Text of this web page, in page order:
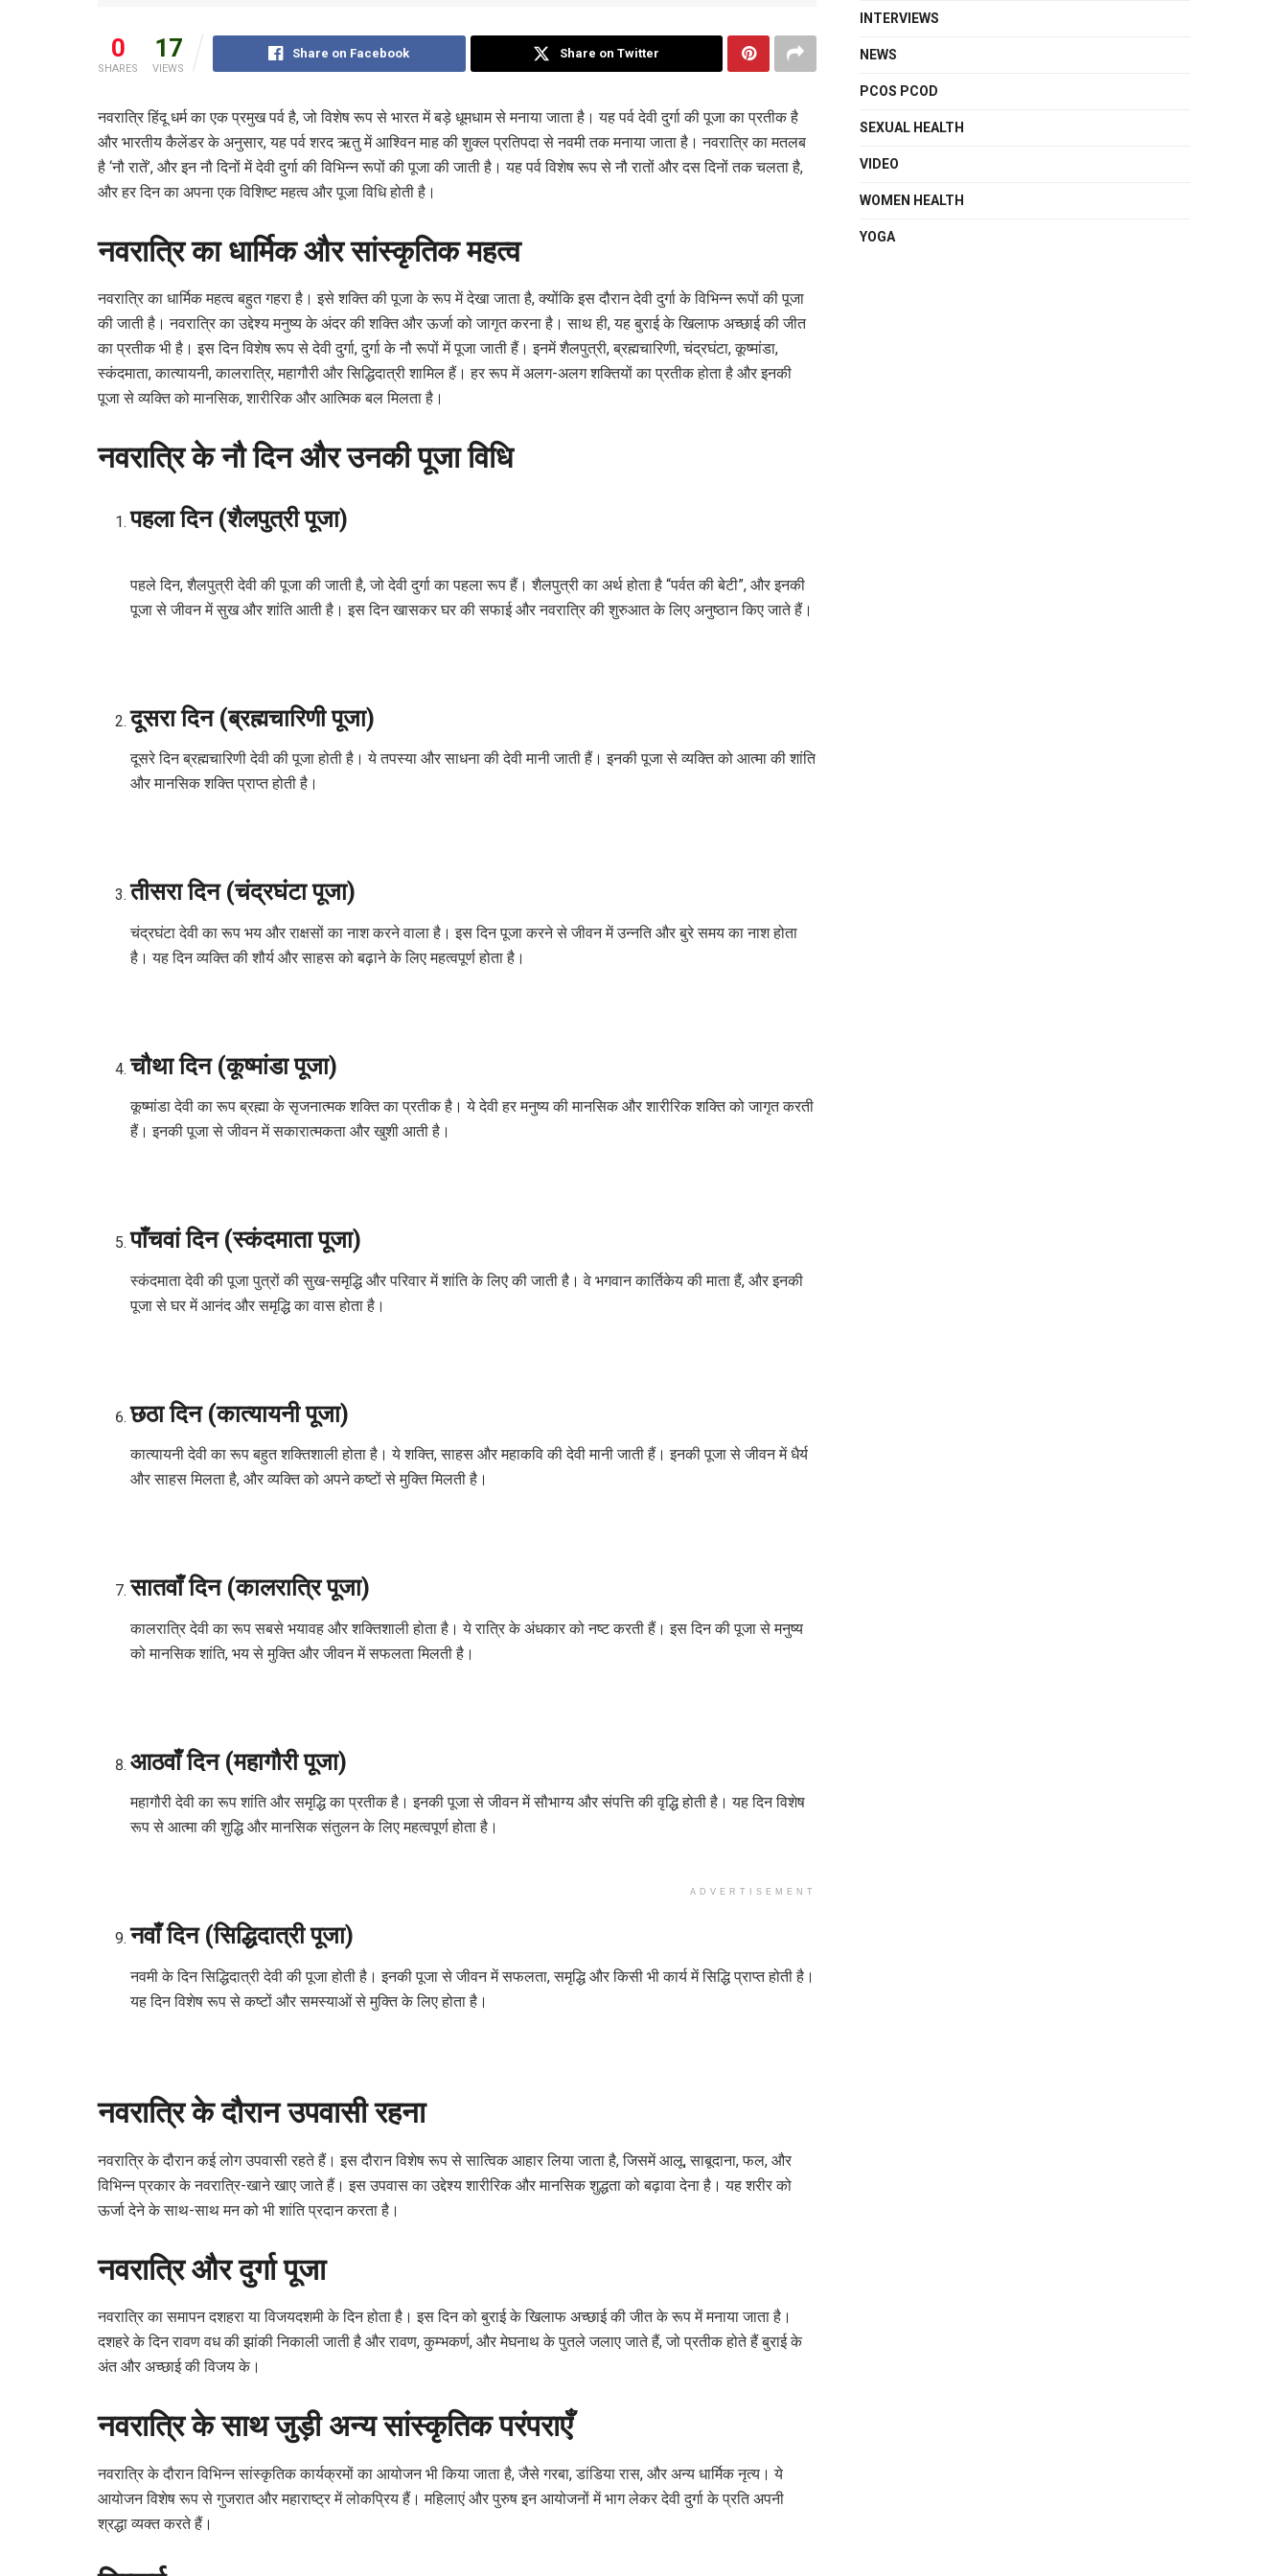
0
SHARES
17
VIEWS
Share on Facebook Share on Twitter
नवरात्रि हिंदू धर्म का एक प्रमुख पर्व है, जो विशेष रूप से भारत में बड़े धूमधाम से मनाया जाता है। यह पर्व देवी दुर्गा की पूजा का प्रतीक है
और भारतीय कैलेंडर के अनुसार, यह पर्व शरद ऋतु में आश्विन माह की शुक्ल प्रतिपदा से नवमी तक मनाया जाता है। नवरात्रि का मतलब
है ‘नौ रातें’, और इन नौ दिनों में देवी दुर्गा की विभिन्न रूपों की पूजा की जाती है। यह पर्व विशेष रूप से नौ रातों और दस दिनों तक चलता है,
और हर दिन का अपना एक विशिष्ट महत्व और पूजा विधि होती है।
नवरात्रि का धार्मिक और सांस्कृतिक महत्व
नवरात्रि का धार्मिक महत्व बहुत गहरा है। इसे शक्ति की पूजा के रूप में देखा जाता है, क्योंकि इस दौरान देवी दुर्गा के विभिन्न रूपों की पूजा
की जाती है। नवरात्रि का उद्देश्य मनुष्य के अंदर की शक्ति और ऊर्जा को जागृत करना है। साथ ही, यह बुराई के खिलाफ अच्छाई की जीत
का प्रतीक भी है। इस दिन विशेष रूप से देवी दुर्गा, दुर्गा के नौ रूपों में पूजा जाती हैं। इनमें शैलपुत्री, ब्रह्मचारिणी, चंद्रघंटा, कूष्मांडा,
स्कंदमाता, कात्यायनी, कालरात्रि, महागौरी और सिद्धिदात्री शामिल हैं। हर रूप में अलग-अलग शक्तियों का प्रतीक होता है और इनकी
पूजा से व्यक्ति को मानसिक, शारीरिक और आत्मिक बल मिलता है।
नवरात्रि के नौ दिन और उनकी पूजा विधि
पहला दिन (शैलपुत्री पूजा)
पहले दिन, शैलपुत्री देवी की पूजा की जाती है, जो देवी दुर्गा का पहला रूप हैं। शैलपुत्री का अर्थ होता है “पर्वत की बेटी”, और इनकी
पूजा से जीवन में सुख और शांति आती है। इस दिन खासकर घर की सफाई और नवरात्रि की शुरुआत के लिए अनुष्ठान किए जाते हैं।
दूसरा दिन (ब्रह्मचारिणी पूजा)
दूसरे दिन ब्रह्मचारिणी देवी की पूजा होती है। ये तपस्या और साधना की देवी मानी जाती हैं। इनकी पूजा से व्यक्ति को आत्मा की शांति
और मानसिक शक्ति प्राप्त होती है।
तीसरा दिन (चंद्रघंटा पूजा)
चंद्रघंटा देवी का रूप भय और राक्षसों का नाश करने वाला है। इस दिन पूजा करने से जीवन में उन्नति और बुरे समय का नाश होता
है। यह दिन व्यक्ति की शौर्य और साहस को बढ़ाने के लिए महत्वपूर्ण होता है।
चौथा दिन (कूष्मांडा पूजा)
कूष्मांडा देवी का रूप ब्रह्मा के सृजनात्मक शक्ति का प्रतीक है। ये देवी हर मनुष्य की मानसिक और शारीरिक शक्ति को जागृत करती
हैं। इनकी पूजा से जीवन में सकारात्मकता और खुशी आती है।
पाँचवां दिन (स्कंदमाता पूजा)
स्कंदमाता देवी की पूजा पुत्रों की सुख-समृद्धि और परिवार में शांति के लिए की जाती है। वे भगवान कार्तिकेय की माता हैं, और इनकी
पूजा से घर में आनंद और समृद्धि का वास होता है।
छठा दिन (कात्यायनी पूजा)
कात्यायनी देवी का रूप बहुत शक्तिशाली होता है। ये शक्ति, साहस और महाकवि की देवी मानी जाती हैं। इनकी पूजा से जीवन में धैर्य
और साहस मिलता है, और व्यक्ति को अपने कष्टों से मुक्ति मिलती है।
सातवाँ दिन (कालरात्रि पूजा)
कालरात्रि देवी का रूप सबसे भयावह और शक्तिशाली होता है। ये रात्रि के अंधकार को नष्ट करती हैं। इस दिन की पूजा से मनुष्य
को मानसिक शांति, भय से मुक्ति और जीवन में सफलता मिलती है।
आठवाँ दिन (महागौरी पूजा)
महागौरी देवी का रूप शांति और समृद्धि का प्रतीक है। इनकी पूजा से जीवन में सौभाग्य और संपत्ति की वृद्धि होती है। यह दिन विशेष
रूप से आत्मा की शुद्धि और मानसिक संतुलन के लिए महत्वपूर्ण होता है।
ADVERTISEMENT
नवाँ दिन (सिद्धिदात्री पूजा)
नवमी के दिन सिद्धिदात्री देवी की पूजा होती है। इनकी पूजा से जीवन में सफलता, समृद्धि और किसी भी कार्य में सिद्धि प्राप्त होती है।
यह दिन विशेष रूप से कष्टों और समस्याओं से मुक्ति के लिए होता है।
नवरात्रि के दौरान उपवासी रहना
नवरात्रि के दौरान कई लोग उपवासी रहते हैं। इस दौरान विशेष रूप से सात्विक आहार लिया जाता है, जिसमें आलू, साबूदाना, फल, और
विभिन्न प्रकार के नवरात्रि-खाने खाए जाते हैं। इस उपवास का उद्देश्य शारीरिक और मानसिक शुद्धता को बढ़ावा देना है। यह शरीर को
ऊर्जा देने के साथ-साथ मन को भी शांति प्रदान करता है।
नवरात्रि और दुर्गा पूजा
नवरात्रि का समापन दशहरा या विजयदशमी के दिन होता है। इस दिन को बुराई के खिलाफ अच्छाई की जीत के रूप में मनाया जाता है।
दशहरे के दिन रावण वध की झांकी निकाली जाती है और रावण, कुम्भकर्ण, और मेघनाथ के पुतले जलाए जाते हैं, जो प्रतीक होते हैं बुराई के
अंत और अच्छाई की विजय के।
नवरात्रि के साथ जुड़ी अन्य सांस्कृतिक परंपराएँ
नवरात्रि के दौरान विभिन्न सांस्कृतिक कार्यक्रमों का आयोजन भी किया जाता है, जैसे गरबा, डांडिया रास, और अन्य धार्मिक नृत्य। ये
आयोजन विशेष रूप से गुजरात और महाराष्ट्र में लोकप्रिय हैं। महिलाएं और पुरुष इन आयोजनों में भाग लेकर देवी दुर्गा के प्रति अपनी
श्रद्धा व्यक्त करते हैं।
INTERVIEWS
NEWS
PCOS PCOD
SEXUAL HEALTH
VIDEO
WOMEN HEALTH
YOGA